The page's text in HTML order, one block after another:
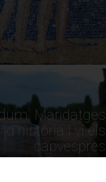
Maridatges
d'història i vi els
capvespres
d'Empúries